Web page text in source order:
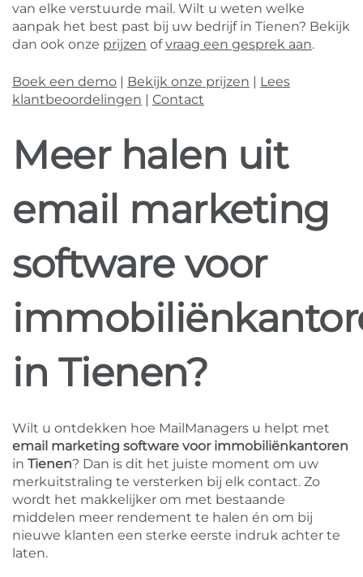
van elke verstuurde mail. Wilt u weten welke
aanpak het best past bij uw bedrijf in Tienen? Bekijk
dan ook onze prijzen ofvraag een gesprek aan.
Boek een demo Bekijk onze prijzen
Lees
klantbeoordelingen
Contact
Meer halen uit
email marketing
software voor
in Tienen?
Wilt u ontdekken hoe MailManagers u helpt met
email marketing software voor immobiliënkantoren
in Tienen? Dan is dit het juiste moment om uw
merkuitstraling te versterken bij elk contact. Zo
wordt het makkelijker om met bestaande
middelen meer rendement te halen én om bij
nieuwe klanten een sterke eerste indruk achter te
laten.